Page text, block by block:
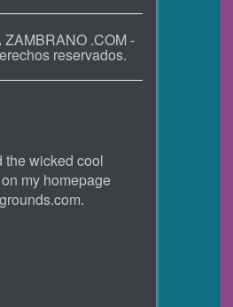
.COM -
reservados.
the wicked cool
my homepage
.